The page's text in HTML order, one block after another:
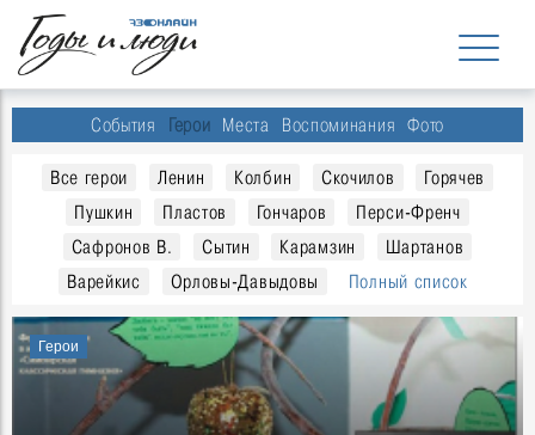
События Герои Места Воспоминания Фото
Все герои Ленин Колбин Скочилов
Горячев
Пушкин
Пластов Гончаров
Перси-Френч
Сафронов В.
Сытин Карамзин
Шартанов
Варейкис
Орловы-Давыдовы Полный список
Герои